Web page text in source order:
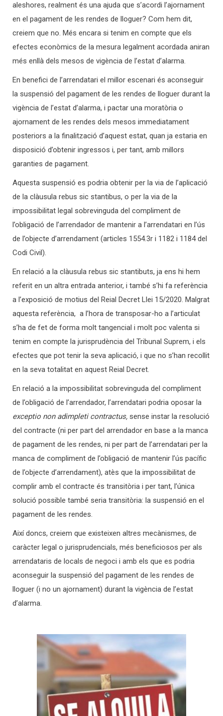
aleshores, realment és una ajuda que s’acordi l’ajornament
en el pagament de les rendes de lloguer? Com hem dit,
creiem que no. Més encara si tenim en compte que els
efectes econòmics de la mesura legalment acordada aniran
més enllà dels mesos de vigència de l’estat d’alarma.
En benefici de l’arrendatari el millor escenari és aconseguir
la suspensió del pagament de les rendes de lloguer durant la
vigència de l’estat d’alarma, i pactar una moratòria o
ajornament de les rendes dels mesos immediatament
posteriors a la finalització d’aquest estat, quan ja estaria en
disposició d’obtenir ingressos i, per tant, amb millors
garanties de pagament.
Aquesta suspensió es podria obtenir per la via de l’aplicació
de la clàusula rebus sic stantibus, o per la via de la
impossibilitat legal sobrevinguda del compliment de
l’obligació de l’arrendador de mantenir a l’arrendatari en l’ús
de l’objecte d’arrendament (articles 1554.3r i 1182 i 1184 del
Codi Civil).
En relació a la clàusula rebus sic stantibuts, ja ens hi hem
referit en un altra entrada anterior, i també s’hi fa referència
a l’exposició de motius del Reial Decret Llei 15/2020. Malgrat
aquesta referència, a l’hora de transposar-ho a l’articulat
s’ha de fet de forma molt tangencial i molt poc valenta si
tenim en compte la jurisprudència del Tribunal Suprem, i els
efectes que pot tenir la seva aplicació, i que no s’han recollit
en la seva totalitat en aquest Reial Decret.
En relació a la impossibilitat sobrevinguda del compliment
de l’obligació de l’arrendador, l’arrendatari podria oposar la
exceptio non adimpleti contractus, sense instar la resolució
del contracte (ni per part del arrendador en base a la manca
de pagament de les rendes, ni per part de l’arrendatari per la
manca de compliment de l’obligació de mantenir l’ús pacífic
de l’objecte d’arrendament), atès que la impossibilitat de
complir amb el contracte és transitòria i per tant, l’única
solució possible també seria transitòria: la suspensió en el
pagament de les rendes.
Així doncs, creiem que existeixen altres mecànismes, de
caràcter legal o jurisprudencials, més beneficiosos per als
arrendataris de locals de negoci i amb els que es podria
aconseguir la suspensió del pagament de les rendes de
lloguer (i no un ajornament) durant la vigència de l’estat
d’alarma.